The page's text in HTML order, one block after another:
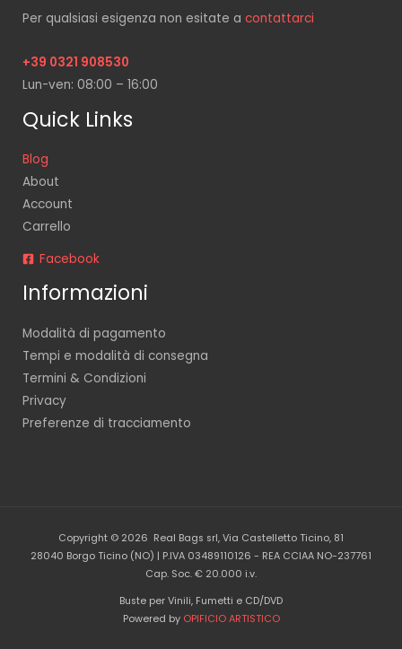
Per qualsiasi esigenza non esitate a contattarci
+39 0321 908530
Lun-ven: 08:00 – 16:00
Quick Links
Blog
About
Account
Carrello
Facebook
Informazioni
Modalità di pagamento
Tempi e modalità di consegna
Termini & Condizioni
Privacy
Preferenze di tracciamento
Copyright © 2026 Real Bags srl, Via Castelletto Ticino, 81
28040 Borgo Ticino (NO) | P.IVA 03489110126 - REA CCIAA NO-237761
Cap. Soc. € 20.000 i.v.
Buste per Vinili, Fumetti e CD/DVD
Powered by OPIFICIO ARTISTICO